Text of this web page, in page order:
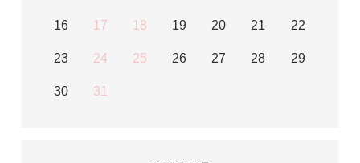
16 17 18 19 20 21 22
23 24 25 26 27 28 29
30 31